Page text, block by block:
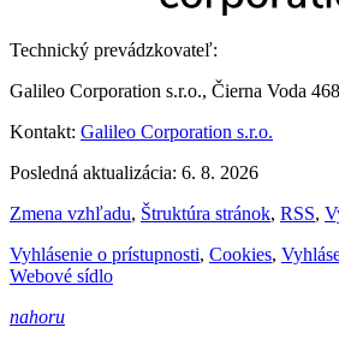
Technický prevádzkovateľ:
Galileo Corporation s.r.o., Čierna Voda
Kontakt: Galileo Corporation s.r.o.
Posledná aktualizácia: 6. 8. 2026
Zmena vzhľadu, Štruktúra stránok, RSS,
Vyhlásenie o prístupnosti, Cookies,
Webové sídlo
nahoru